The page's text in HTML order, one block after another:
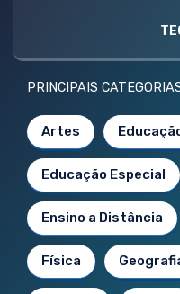
PRINCIPAIS
Artes
Educação Especial
Ensino a Distância
Física